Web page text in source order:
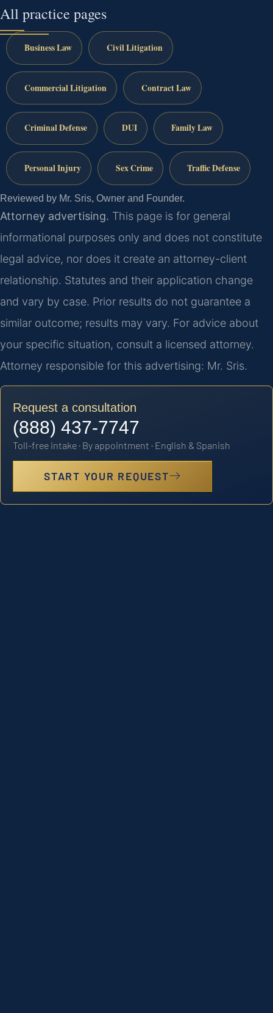
All practice pages
Business Law Civil Litigation
Commercial Litigation Contract Law
Criminal Defense DUI Family Law
Personal Injury Sex Crime Traffic Defense
Reviewed by Mr. Sris, Owner and Founder.
Attorney advertising. This page is for general
informational purposes only and does not constitute
legal advice, nor does it create an attorney-client
relationship. Statutes and their application change
and vary by case. Prior results do not guarantee a
similar outcome; results may vary. For advice about
your specific situation, consult a licensed attorney.
Attorney responsible for this advertising: Mr. Sris.
Request a consultation
(888) 437-7747
Toll-free intake · By appointment · English & Spanish
START YOUR REQUEST